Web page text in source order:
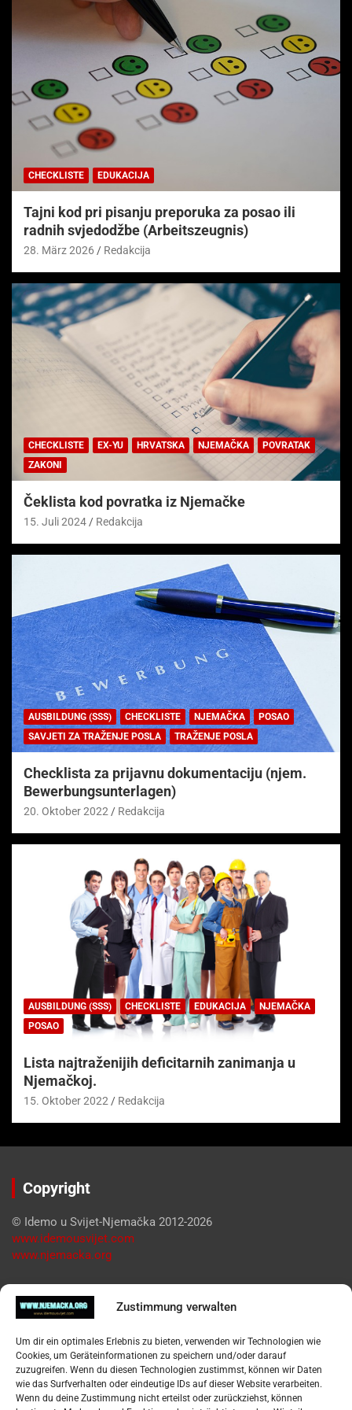
Zustimmung verwalten
Um dir ein optimales Erlebnis zu bieten, verwenden wir Technologien wie
Cookies, um Geräteinformationen zu speichern und/oder darauf
zuzugreifen. Wenn du diesen Technologien zustimmst, können wir Daten
wie das Surfverhalten oder eindeutige IDs auf dieser Website verarbeiten.
Wenn du deine Zustimmung nicht erteilst oder zurückziehst, können
CHECKLISTE EDUKACIJA
Tajni kod pri pisanju preporuka za posao ili
radnih svjedodžbe (Arbeitszeugnis)
28. März 2026 Redakcija
CHECKLISTE EX-YU HRVATSKA NJEMAČKA
POVRATAK
ZAKONI
Čeklista kod povratka iz Njemačke
15. Juli 2024 Redakcija
AUSBILDUNG (SSS) CHECKLISTE NJEMAČKA
POSAO
SAVJETI ZA TRAŽENJE POSLA
TRAŽENJE POSLA
Checklista za prijavnu dokumentaciju (njem.
Bewerbungsunterlagen)
20. Oktober 2022 Redakcija
AUSBILDUNG (SSS) CHECKLISTE EDUKACIJA
NJEMAČKA
POSAO
Lista najtraženijih deficitarnih zanimanja u
Njemačkoj.
15. Oktober 2022 Redakcija
Copyright
© Idemo u Svijet-Njemačka 2012-2026
www.idemousvijet.com
www.njemacka.org
Pregled
Datenschutzerklärung
Widerufsbelehrung
Oglašavanje / Postavite svoj oglas